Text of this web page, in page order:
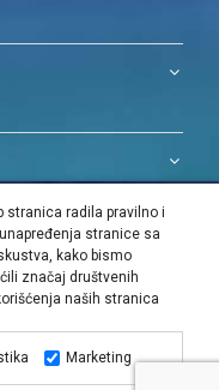
dizajn i SEO: Urban
stranica radila pravilno i
stranice sa
kako bismo
značaj društvenih
naših stranica
Marketing